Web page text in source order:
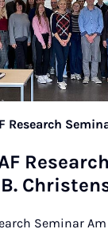
Research
Seminar